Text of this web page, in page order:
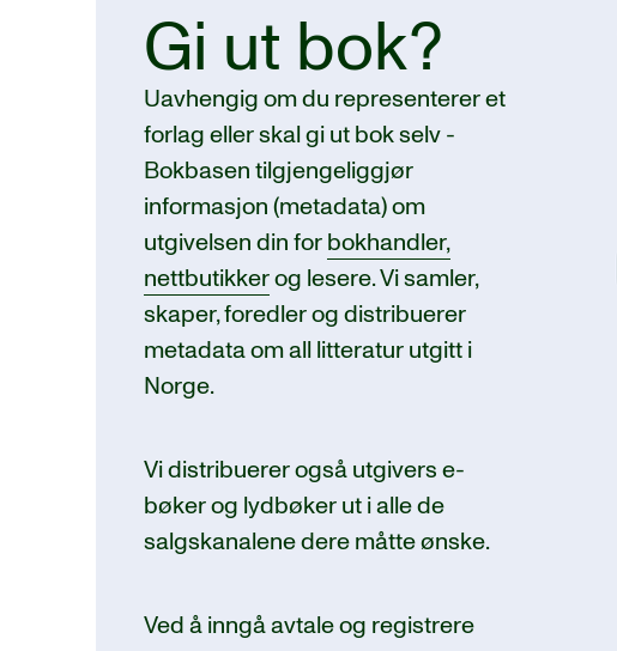
Gi ut bok?
Uavhengig om du representerer et
forlag eller skal gi ut bok selv -
Bokbasen tilgjengeliggjør
informasjon (metadata) om
utgivelsen din forbokhandler,
nettbutikkerog lesere. Vi samler,
skaper, foredler og distribuerer
metadata om all litteratur utgitt i
Norge.
Vi distribuerer også utgivers e-
bøker og lydbøker ut i alle de
salgskanalene dere måtte ønske.
Ved å inngå avtale og registrere